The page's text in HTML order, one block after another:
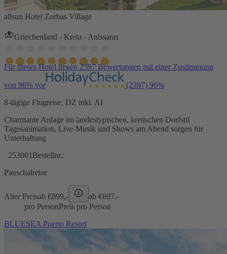
allsun Hotel Zorbas Village
Griechenland - Kreta - Anissaras
Für dieses Hotel liegen 2397 Bewertungen mit einer Zustimmung
von 96% vor (2397) 96%
8-tägige Flugreise, DZ inkl. AI
Charmante Anlage im landestypischen, kretischen Dorfstil
Tagesanimation, Live-Musik und Shows am Abend sorgen für
Unterhaltung
253001 Bestellnr.:
Pauschalreise
Alter Preisab €899,- ab €697,-
pro PersonPreis pro Person
BLUESEA Puerto Resort